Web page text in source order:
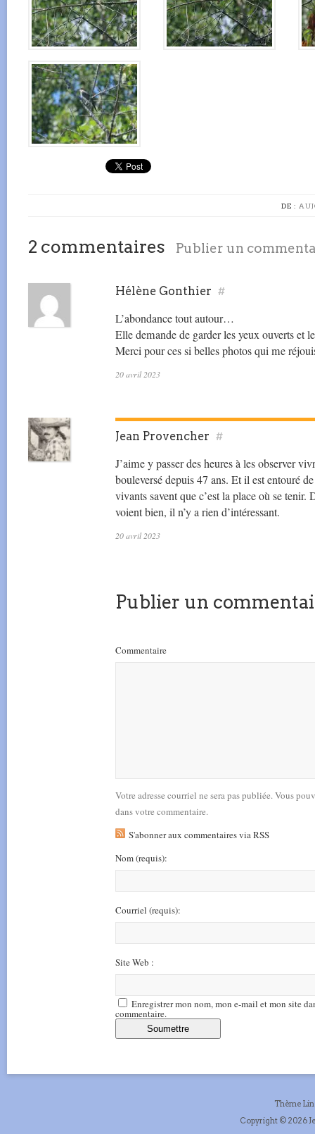
DE :
2 commentaires Publier un
Hélène Gonthier #
L’abondance tout autour…
Elle demande de garder les yeux ouverts et
Merci pour ces si belles photos qui me
20 avril 2023
Jean Provencher #
J’aime y passer des heures à les observer
bouleversé depuis 47 ans. Et il est entouré
vivants savent que c’est la place où se
voient bien, il n’y a rien d’intéressant.
20 avril 2023
Publier un
Commentaire
Votre adresse courriel ne sera pas publiée. Vous
dans votre commentaire.
S'abonner aux commentaires via RSS
Nom(requis):
Courriel (requis):
Site Web :
Enregistrer mon nom, mon e-mail et mon site
commentaire.
Thème
Copyright © 2026